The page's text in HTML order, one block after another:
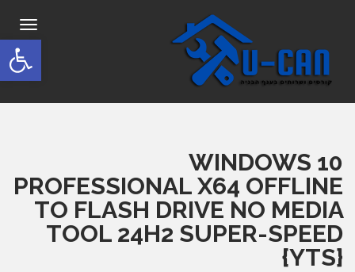
פתח
WINDOWS 10
PROFESSIONAL X64 OFFLINE
TO FLASH DRIVE NO MEDIA
TOOL 24H2 SUPER-SPEED
{YTS}